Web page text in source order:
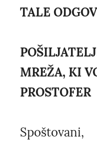
TALE
MREŽA, KI
PROSTOFER
Spoštovani,